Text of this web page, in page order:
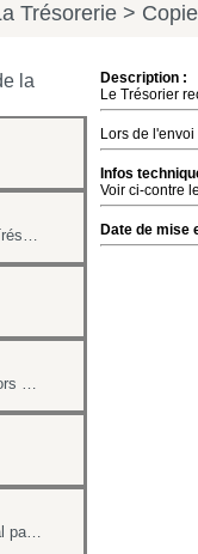
Trésorerie >
la
Adresse mail de l'Administrateur de la Trésorerie
Générer automatiquement une facture lors d'une vente dans la boutique
Envoyer automatiquement un reçu fiscal par mail lors d'une réponse à un formulaire en ligne
Description :
Le Trésorier
Lors de
Infos
Voir ci-contre
Date de mise